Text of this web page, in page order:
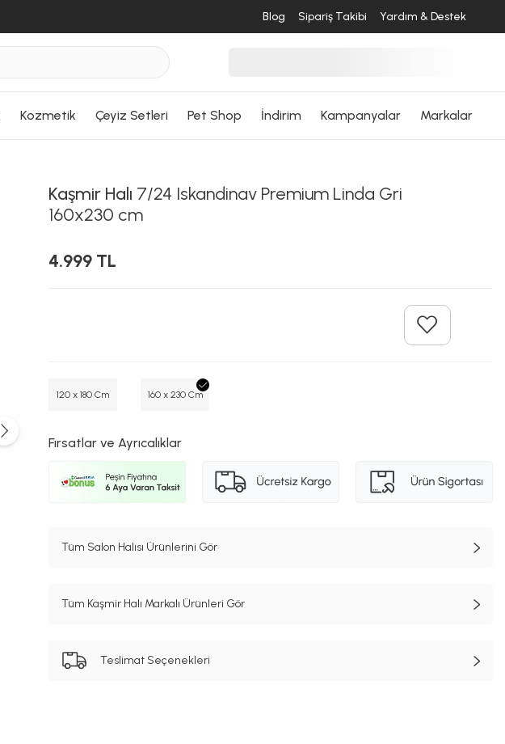
Blog Sipariş Takibi Yardım & Destek
Kozmetik Çeyiz Setleri Pet Shop İndirim Kampanyalar Markalar
Kaşmir Halı 7/24 Iskandinav Premium Linda Gri
160x230 cm
4.999 TL
120 x 180 Cm 160 x 230 Cm
Fırsatlar ve Ayrıcalıklar
Tüm Salon Halısı Ürünlerini Gör
Tüm Kaşmir Halı Markalı Ürünleri Gör
Teslimat Seçenekleri